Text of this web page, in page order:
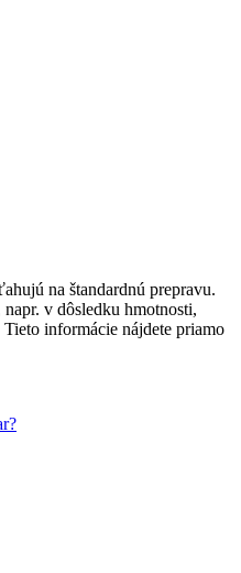
na štandardnú prepravu.
v dôsledku hmotnosti,
informácie nájdete priamo